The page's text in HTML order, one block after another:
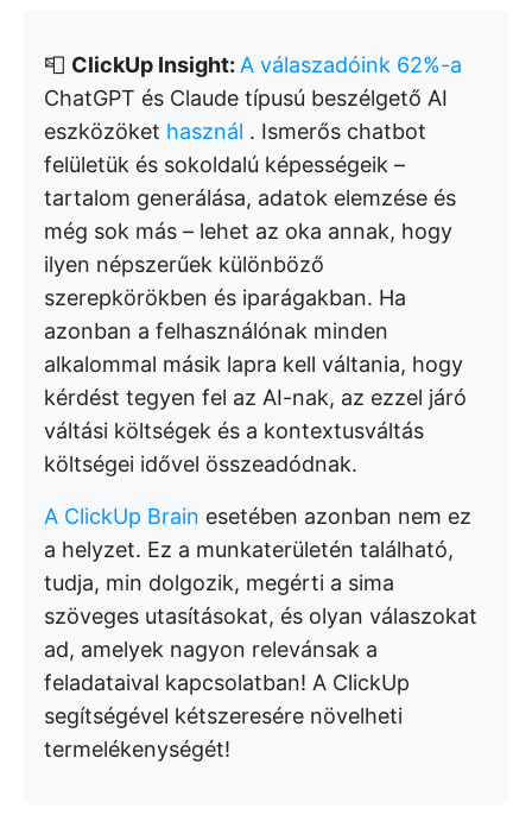
📮 ClickUp Insight: A válaszadóink 62%-a
ChatGPT és Claude típusú beszélgető AI
eszközöket használ . Ismerős chatbot
felületük és sokoldalú képességeik –
tartalom generálása, adatok elemzése és
még sok más – lehet az oka annak, hogy
ilyen népszerűek különböző
szerepkörökben és iparágakban. Ha
azonban a felhasználónak minden
alkalommal másik lapra kell váltania, hogy
kérdést tegyen fel az AI-nak, az ezzel járó
váltási költségek és a kontextusváltás
költségei idővel összeadódnak.
A ClickUp Brain esetében azonban nem ez
a helyzet. Ez a munkaterületén található,
tudja, min dolgozik, megérti a sima
szöveges utasításokat, és olyan válaszokat
ad, amelyek nagyon relevánsak a
feladataival kapcsolatban! A ClickUp
segítségével kétszeresére növelheti
termelékenységét!